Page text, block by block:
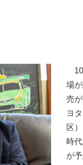
場
売
ヨ
区
時
が